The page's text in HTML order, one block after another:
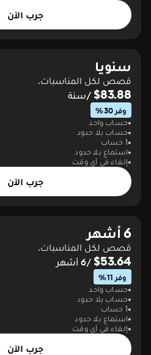
جرب الآن
سنويا
قصص لكل المناسبات.
$83.88 /سنة
وفر 30%
حساب واحد
حساب بلا حدود
1 حساب
استماع بلا حدود
إلغاء في أي وقت
جرب الآن
6 أشهر
قصص لكل المناسبات.
$53.64 /6 أشهر
وفر 11%
حساب واحد
حساب بلا حدود
1 حساب
استماع بلا حدود
إلغاء في أي وقت
جرب الآن